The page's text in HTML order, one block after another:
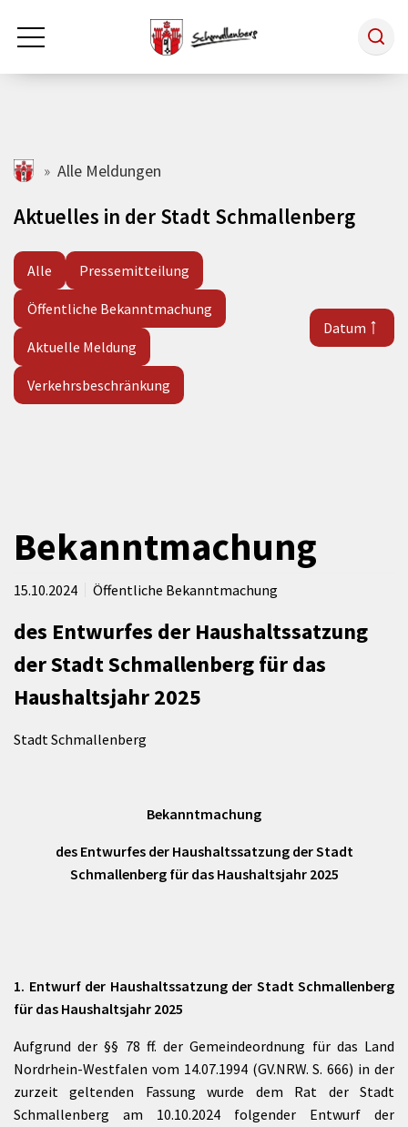
Zum Hauptinhalt springen
Rathaus & Politik
Leben & Arbeiten
Tourismus
Freizeit & Kultur
Wirtschaft
schmallenberg.de
Alle Meldungen
Aktuelles in der Stadt Schmallenberg
Datum
Alle Pressemitteilung
Öffentliche Bekanntmachung
Aktuelle Meldung
Verkehrsbeschränkung
Bekanntmachung
15.10.2024 Öffentliche Bekanntmachung
des Entwurfes der Haushaltssatzung
der Stadt Schmallenberg für das
Haushaltsjahr 2025
Stadt Schmallenberg
Bekanntmachung
des Entwurfes der Haushaltssatzung der Stadt
Schmallenberg für das Haushaltsjahr 2025
1. Entwurf der Haushaltssatzung der Stadt Schmallenberg
für das Haushaltsjahr 2025
Aufgrund der §§ 78 ff. der Gemeindeordnung für das Land
Nordrhein-Westfalen vom 14.07.1994 (GV.NRW. S. 666) in der
zurzeit geltenden Fassung wurde dem Rat der Stadt
Schmallenberg am 10.10.2024 folgender Entwurf der